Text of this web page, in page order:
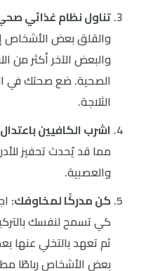
تناول نظام غذائي
والقلق بعض الأشخاص
والبعض الآخر أكثر من
الصحية. ضع صحتك في
الثلاجة.
اشرب الكافيين
مما قد يُحدث تحفيز
والعصبية.
كن مدركًا لمخاوفك:
كي تسمح لنفسك
بعض الأشخاص رباطًا